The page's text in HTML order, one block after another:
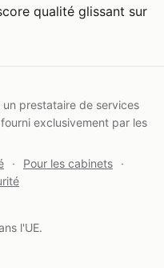
qualité glissant sur
un prestataire de services
exclusivement par les
· Pour les cabinets
·
l'UE.